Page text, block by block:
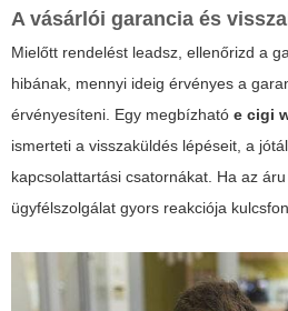
A vásárlói garancia és
Mielőtt rendelést leadsz, ellenőrizd a
hibának, mennyi ideig érvényes a
érvényesíteni. Egy megbízható e cigi
ismerteti a visszaküldés lépéseit, a
kapcsolattartási csatornákat. Ha az
ügyfélszolgálat gyors reakciója